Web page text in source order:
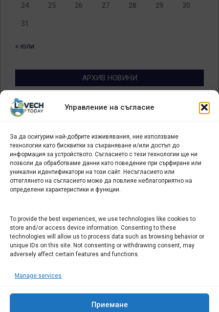
Управление на съгласие
За да осигурим най-добрите изживявания, ние използваме
технологии като бисквитки за съхраняване и/или достъп до
информация за устройството. Съгласието с тези технологии ще ни
позволи да обработваме данни като поведение при сърфиране или
уникални идентификатори на този сайт. Несъгласието или
оттеглянето на съгласието може да повлияе неблагоприятно на
определени характеристики и функции.
To provide the best experiences, we use technologies like cookies to
store and/or access device information. Consenting to these
technologies will allow us to process data such as browsing behavior or
unique IDs on this site. Not consenting or withdrawing consent, may
adversely affect certain features and functions.
Manage services
Приемане
24 25 26 27 28 29 30
31
« юли
АРХИВ НОВИНИ
Архив
новини
БИЗНЕС
Арт галерия "Мостове" – магазин за изкуство
СЕВЕРОЗАПАДА ИНФОРМАЦИОНЕН БИЗНЕС
ТУРИСТИЧЕСКИ КЛЪСТЕР
ИНСТИТУЦИИ В ЛОВЕЧ
Административен съд Ловеч
Областна администрация Ловеч
ОДМВР Ловеч
Окръжен съд Ловеч